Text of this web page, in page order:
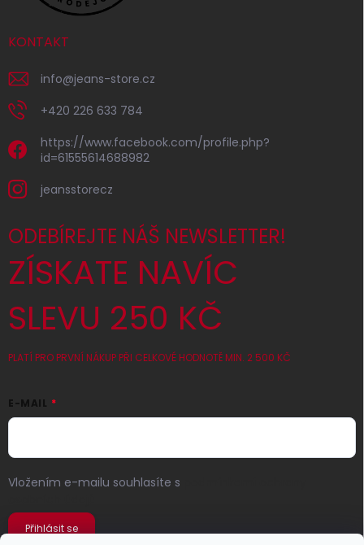
KONTAKT
info@jeans-store.cz
+420 226 633 784
https://www.facebook.com/profile.php?
id=61555614688982
jeansstorecz
ODEBÍREJTE NÁŠ NEWSLETTER!
ZÍSKATE NAVÍC
SLEVU 250 KČ
PLATÍ PRO PRVNÍ NÁKUP PŘI CELKOVÉ HODNOTĚ MIN. 2 500 KČ
E-MAIL
Vložením e-mailu souhlasíte s
Přihlásit se